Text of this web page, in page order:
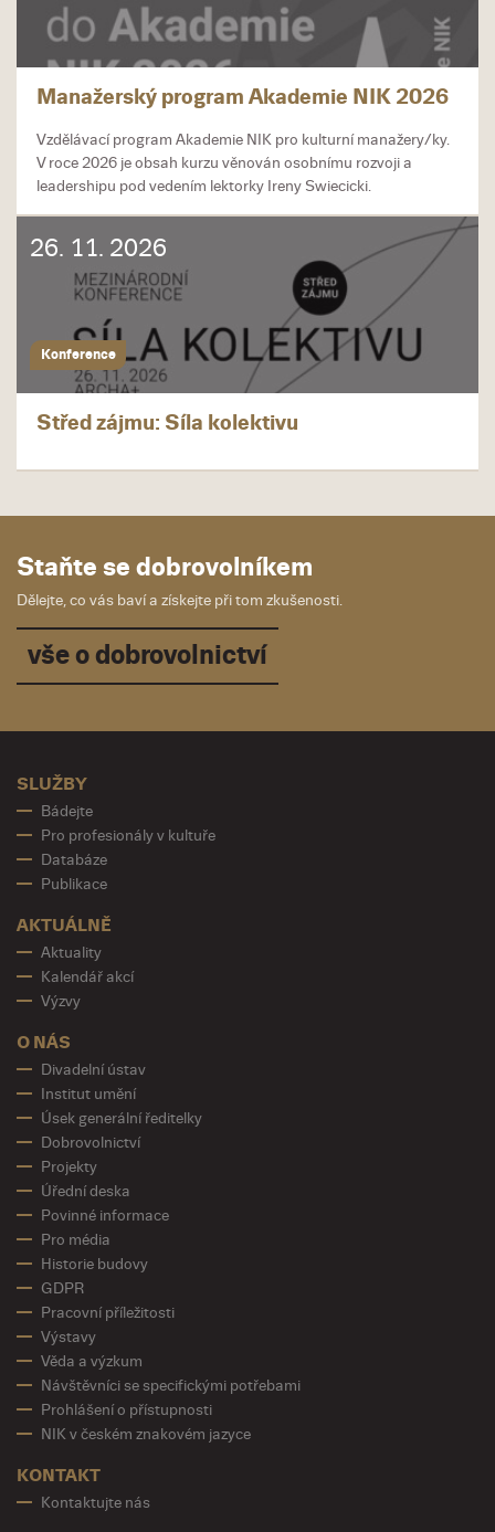
Manažerský program Akademie NIK 2026
Vzdělávací program Akademie NIK pro kulturní manažery/ky.
V roce 2026 je obsah kurzu věnován osobnímu rozvoji a
leadershipu pod vedením lektorky Ireny Swiecicki.
26. 11. 2026
Konference
Střed zájmu: Síla kolektivu
Staňte se dobrovolníkem
Dělejte, co vás baví a získejte při tom zkušenosti.
vše o dobrovolnictví
SLUŽBY
Bádejte
Pro profesionály v kultuře
Databáze
Publikace
AKTUÁLNĚ
Aktuality
Kalendář akcí
Výzvy
O NÁS
Divadelní ústav
Institut umění
Úsek generální ředitelky
Dobrovolnictví
Projekty
Úřední deska
Povinné informace
Pro média
Historie budovy
GDPR
Pracovní příležitosti
Výstavy
Věda a výzkum
Návštěvníci se specifickými potřebami
Prohlášení o přístupnosti
NIK v českém znakovém jazyce
KONTAKT
Kontaktujte nás